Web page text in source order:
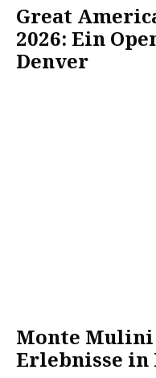
Great
2026: Ein
Denver
Monte Mulini
Erlebnisse in